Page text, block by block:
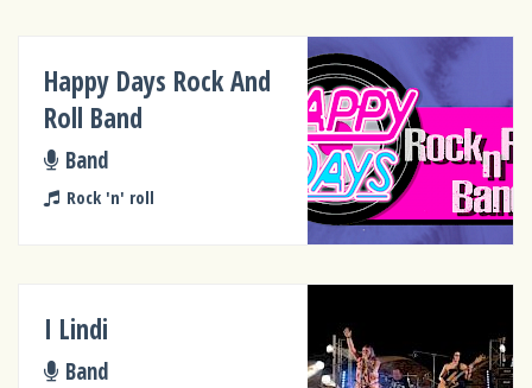
Happy Days Rock And
Roll Band
Band
Rock 'n' roll
I Lindi
Band